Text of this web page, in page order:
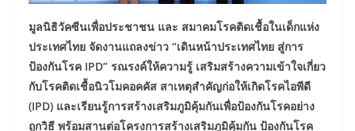
มูลนิธิวัคซีนเพื่อประชาชน และ สมาคมโรคติดเชื้อในเด็กแห่ง
ประเทศไทย จัดงานแถลงข่าว “เดินหน้าประเทศไทย สู่การ
ป้องกันโรค IPD” รณรงค์ให้ความรู้ เสริมสร้างความเข้าใจเกี่ยว
กับโรคติดเชื้อนิวโมคอคคัส สาเหตุสำคัญก่อให้เกิดโรคไอพีดี
(IPD) และเรียนรู้การสร้างเสริมภูมิคุ้มกันเพื่อป้องกันโรคอย่าง
ถูกวิธี พร้อมสานต่อโครงการสร้างเสริมภูมิคุ้มกัน ป้องกันโรค